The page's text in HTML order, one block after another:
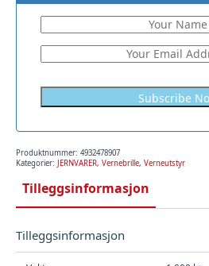
Produktnummer: 4932478907
Kategorier: JERNVARER, Vernebrille, Verneutstyr
Tilleggsinformasjon
Tilleggsinformasjon